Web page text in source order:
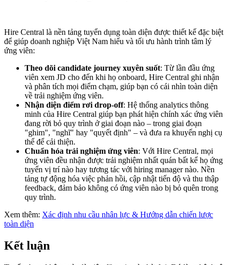
Hire Central là nền tảng tuyển dụng toàn diện được thiết kế đặc biệt
để giúp doanh nghiệp Việt Nam hiểu và tối ưu hành trình tâm lý
ứng viên:
Theo dõi candidate journey xuyên suốt: Từ lần đầu ứng
viên xem JD cho đến khi họ onboard, Hire Central ghi nhận
và phân tích mọi điểm chạm, giúp bạn có cái nhìn toàn diện
về trải nghiệm ứng viên.
Nhận diện điểm rơi drop-off: Hệ thống analytics thông
minh của Hire Central giúp bạn phát hiện chính xác ứng viên
đang rời bỏ quy trình ở giai đoạn nào – trong giai đoạn
"ghim", "nghĩ" hay "quyết định" – và đưa ra khuyến nghị cụ
thể để cải thiện.
Chuẩn hóa trải nghiệm ứng viên: Với Hire Central, mọi
ứng viên đều nhận được trải nghiệm nhất quán bất kể họ ứng
tuyển vị trí nào hay tương tác với hiring manager nào. Nền
tảng tự động hóa việc phản hồi, cập nhật tiến độ và thu thập
feedback, đảm bảo không có ứng viên nào bị bỏ quên trong
quy trình.
Xem thêm: Xác định nhu cầu nhân lực & Hướng dẫn chiến lược
toàn diện
Kết luận